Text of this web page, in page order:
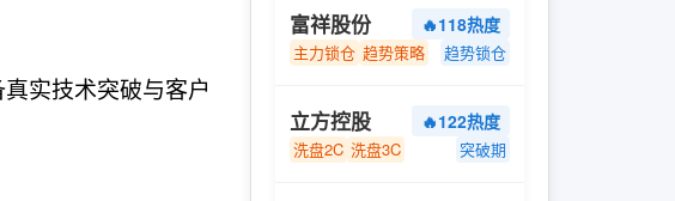
真实技术突破与客户
富祥股份 🔥118热度
主力锁仓 趋势策略 趋势锁仓
立方控股 🔥122热度
洗盘2C 洗盘3C 突破期